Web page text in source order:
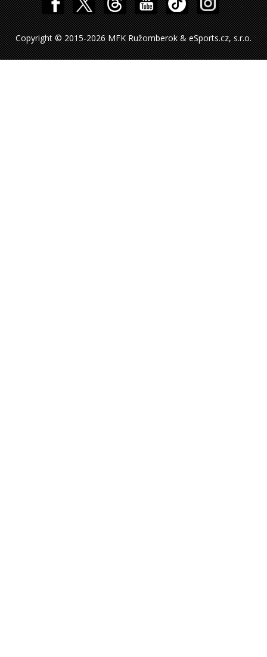
Copyright © 2015-2026 MFK Ružomberok & eSports.cz, s.r.o.